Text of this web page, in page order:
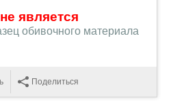
является
обивочного материала
Поделиться